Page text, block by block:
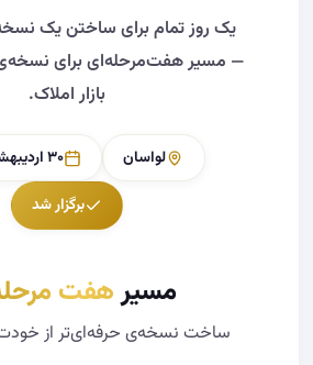
— مسیر هفت‌مرحله‌ای برای نسخه‌ی
بازار املاک.
لواسان ۳۰ اردیبهشت ۱۴۰۴
برگزار شد
مسیرهفت
ساخت نسخه‌ی حرفه‌ای‌تر از خودت